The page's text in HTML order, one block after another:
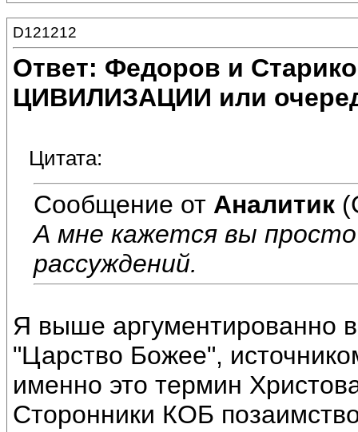
D121212
Ответ: Федоров и
ЦИВИЛИЗАЦИИ или
Цитата:
Сообщение от Аналитик
А мне кажется вы
рассуждений.
Я выше аргументированно
"Царство Божее",
именно это термин
Сторонники КОБ